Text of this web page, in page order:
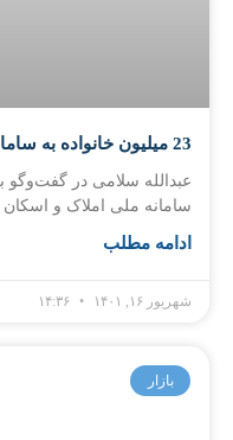
23 میلیون خانواده به سامانه املاک مراجعه نکردند
عبدالله سلامی در گفت‌وگو
سامانه ملی املاک و
ادامه مطلب
شهریور ۱۶, ۱۴۰۱
بازار